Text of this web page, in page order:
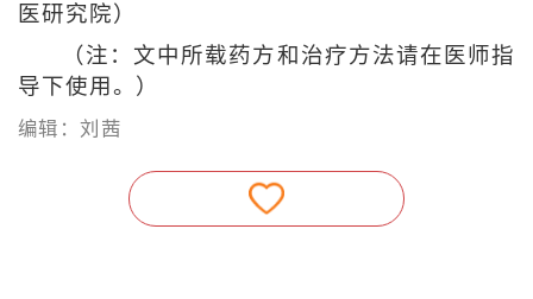
医研究院）
（注：文中所载药方和治疗方法请在医师指
导下使用。）
编辑：刘茜